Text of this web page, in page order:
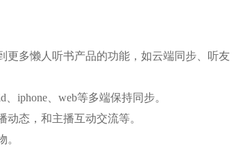
更多懒人听书产品的功能，如云端同步、听友
iphone、web等多端保持同步。
态，和主播互动交流等。
。